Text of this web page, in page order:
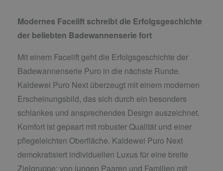
Modernes Facelift schreibt die Erfolgsgeschichte
der beliebten Badewannenserie fort
Mit einem Facelift geht die Erfolgsgeschichte der
Badewannenserie Puro in die nächste Runde.
Kaldewei Puro Next überzeugt mit einem modernen
Erscheinungsbild, das sich durch ein besonders
schlankes und ansprechendes Design auszeichnet.
Komfort ist gepaart mit robuster Qualität und einer
pflegeleichten Oberfläche. Kaldewei Puro Next
demokratisiert individuellen Luxus für eine breite
Zielgruppe: von jungen Paaren und Familien mit